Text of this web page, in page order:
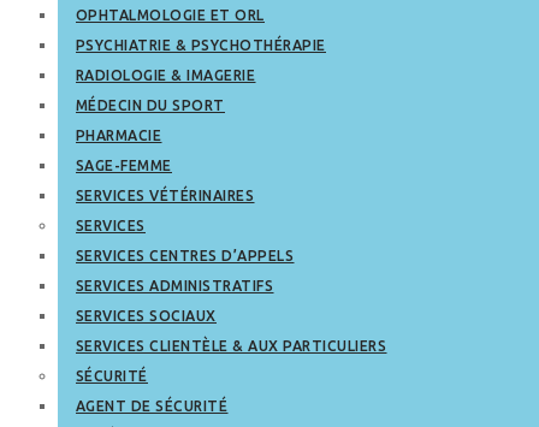
OPHTALMOLOGIE ET ORL
PSYCHIATRIE & PSYCHOTHÉRAPIE
RADIOLOGIE & IMAGERIE
MÉDECIN DU SPORT
PHARMACIE
SAGE-FEMME
SERVICES VÉTÉRINAIRES
SERVICES
SERVICES CENTRES D’APPELS
SERVICES ADMINISTRATIFS
SERVICES SOCIAUX
SERVICES CLIENTÈLE & AUX PARTICULIERS
SÉCURITÉ
AGENT DE SÉCURITÉ